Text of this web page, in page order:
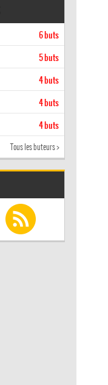
6 buts
5 buts
4 buts
4 buts
4 buts
Tous les buteurs >